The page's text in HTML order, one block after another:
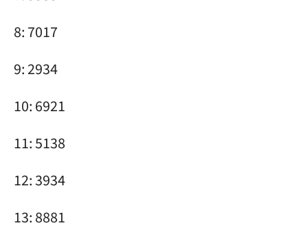
8: 7017
9: 2934
10: 6921
11: 5138
12: 3934
13: 8881